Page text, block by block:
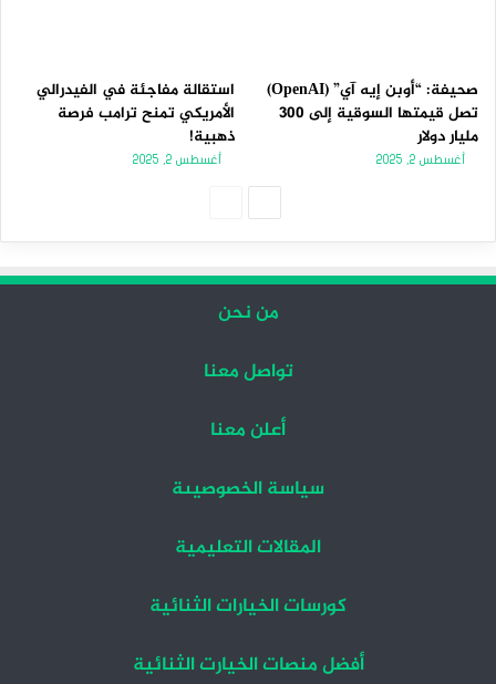
صحيفة: “أوبن إيه آي” (OpenAI)
تصل قيمتها السوقية إلى 300
مليار دولار
أغسطس 2, 2025
استقالة مفاجئة في الفيدرالي
الأمريكي تمنح ترامب فرصة
ذهبية!
أغسطس 2, 2025
من نحن
تواصل معنا
أعلن معنا
سياسة الخصوصيىة
المقالات التعليمية
كورسات الخيارات الثنائية
أفضل منصات الخيارت الثنائية